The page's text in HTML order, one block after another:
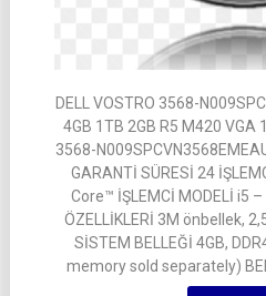
DELL VOSTRO 3568-
4GB 1TB 2GB R5 M420 VGA
3568-
GARANTİ SÜRESİ 24
Core™ İŞLEMCİ MODELİ i5
ÖZELLİKLERİ 3M önbellek,
SİSTEM BELLEĞİ 4GB,
memory sold separately)